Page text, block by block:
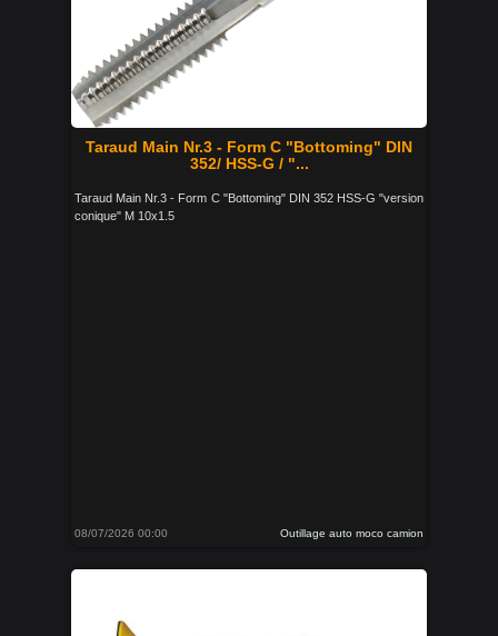
Taraud Main Nr.3 - Form C "Bottoming" DIN
352/ HSS-G / "...
Taraud Main Nr.3 - Form C "Bottoming" DIN 352 HSS-G "version
conique" M 10x1.5
08/07/2026 00:00 Outillage auto moco camion